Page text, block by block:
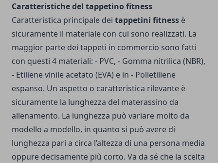
Caratteristiche del tappetino fitness
Caratteristica principale dei tappetini fitness è
sicuramente il materiale con cui sono realizzati. La
maggior parte dei tappeti in commercio sono fatti
con questi 4 materiali: - PVC, - Gomma nitrilica (NBR),
- Etiliene vinile acetato (EVA) e in - Polietiliene
espanso. Un aspetto o caratteristica rilevante è
sicuramente la lunghezza del materassino da
allenamento. La lunghezza può variare molto da
modello a modello, in quanto si può avere di
lunghezza pari a circa l’altezza di una persona media
oppure decisamente più corto. Va da sé che la scelta